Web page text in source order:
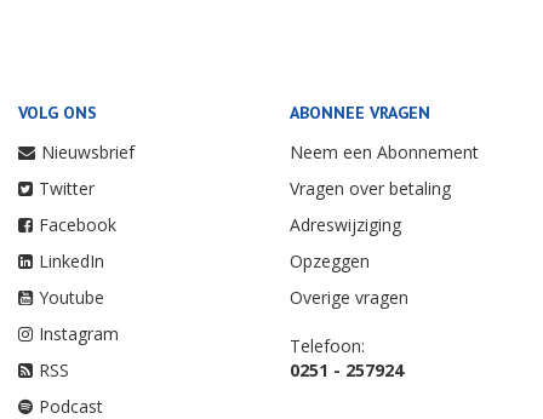
VOLG ONS
Nieuwsbrief
Twitter
Facebook
LinkedIn
Youtube
Instagram
RSS
Podcast
ABONNEE VRAGEN
Neem een Abonnement
Vragen over betaling
Adreswijziging
Opzeggen
Overige vragen
Telefoon:
0251 - 257924